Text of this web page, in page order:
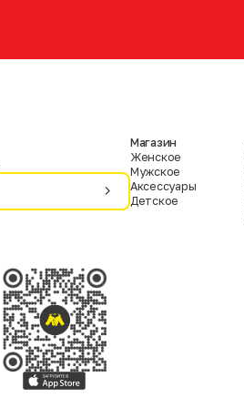
Магазин
Женское
Мужское
Аксессуары
Детское